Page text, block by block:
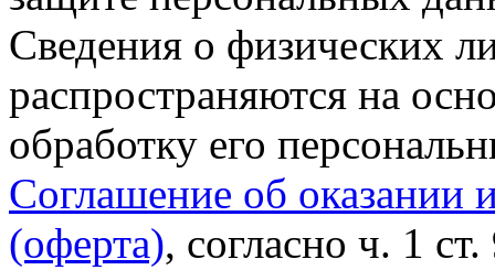
Сведения о физических
распространяются на
обработку его
Соглашение об оказании
(оферта), согласно ч. 1